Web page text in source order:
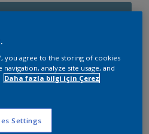
7,5 L 15 L
you agree to the storing of cookies
analyze site usage, and
Daha fazla bilgi için Çerez
Settings